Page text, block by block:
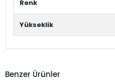
Renk
Yükseklik
Benzer Ürünler